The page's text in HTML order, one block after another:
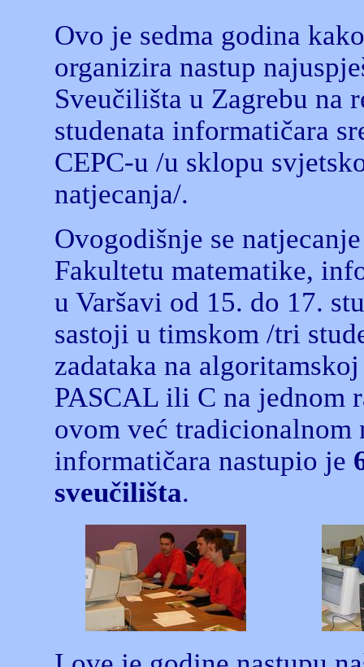
Ovo je sedma godina
organizira nastup
Sveučilišta u Zagrebu na
studenata informatičara
CEPC-u /u sklopu
natjecanja/.
Ovogodišnje se
Fakultetu matematike,
u Varšavi od 15. do 17.
sastoji u timskom /tri
zadataka na
PASCAL ili C na jednom
ovom već tradicionalnom
informatičara nastupio je
sveučilišta.